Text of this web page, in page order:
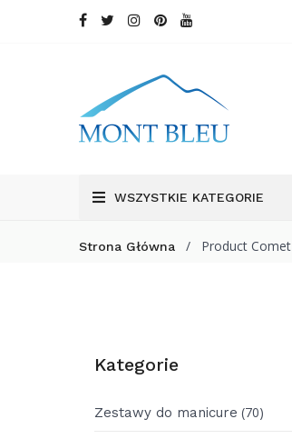
WSZYSTKIE KATEGORIE
Strona Główna / Product Comet
Kategorie
Zestawy do manicure (70)